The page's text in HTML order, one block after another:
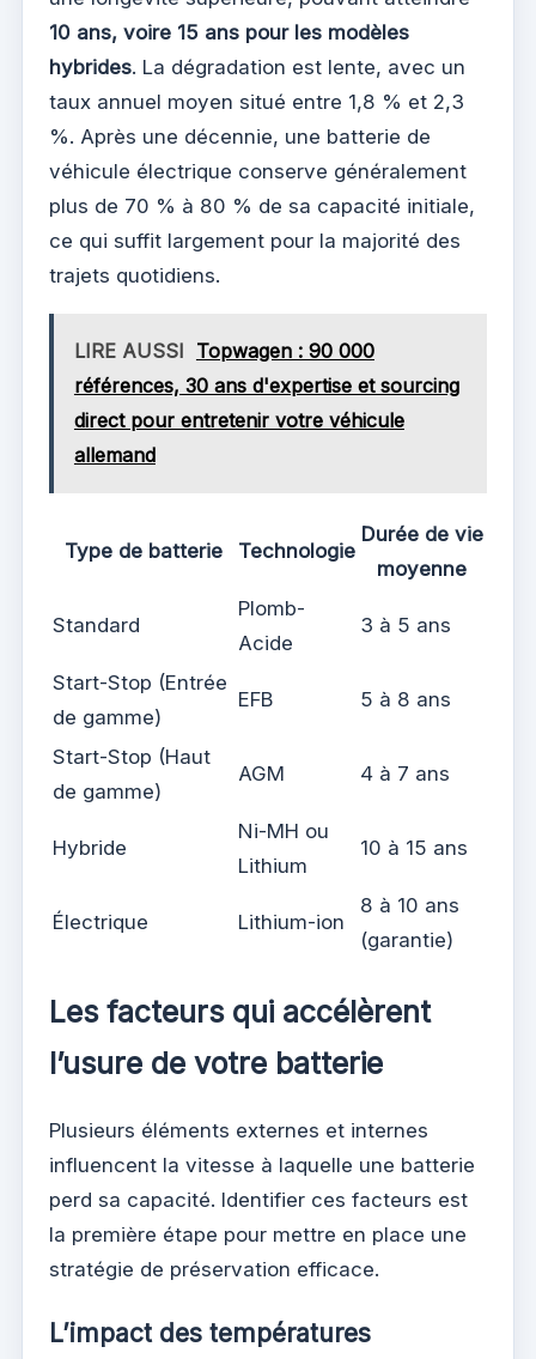
10 ans, voire 15 ans pour les modèles
hybrides. La dégradation est lente, avec un
taux annuel moyen situé entre 1,8 % et 2,3
%. Après une décennie, une batterie de
véhicule électrique conserve généralement
plus de 70 % à 80 % de sa capacité initiale,
ce qui suffit largement pour la majorité des
trajets quotidiens.
LIRE AUSSI Topwagen : 90 000
références, 30 ans d'expertise et sourcing
direct pour entretenir votre véhicule
allemand
Type de batterie Technologie
Durée de vie
moyenne
Standard
Plomb-
Acide
3 à 5 ans
Start-Stop (Entrée
de gamme)
EFB 5 à 8 ans
Start-Stop (Haut
de gamme)
AGM 4 à 7 ans
Hybride
Ni-MH ou
Lithium
10 à 15 ans
Électrique Lithium-ion
8 à 10 ans
(garantie)
Les facteurs qui accélèrent
l’usure de votre batterie
Plusieurs éléments externes et internes
influencent la vitesse à laquelle une batterie
perd sa capacité. Identifier ces facteurs est
la première étape pour mettre en place une
stratégie de préservation efficace.
L’impact des températures